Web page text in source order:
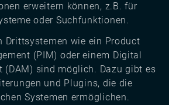
erweitern können, z.B. für
oder Suchfunktionen.
Drittsystemen wie ein Product
(PIM) oder einem Digital
(DAM) sind möglich. Dazu gibt es
und Plugins, die die
Systemen ermöglichen.